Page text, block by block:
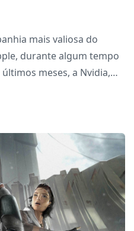
mais valiosa do
durante algum tempo
meses, a Nvidia,
mais abaixo